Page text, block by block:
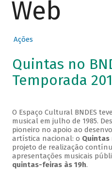
Web
Ações
Quintas no
Temporada
O Espaço Cultural BNDES
musical em julho de 1985.
pioneiro no apoio ao
artística nacional: o Quintas
projeto de realização
apresentações musicais
quintas-feiras às 19h.